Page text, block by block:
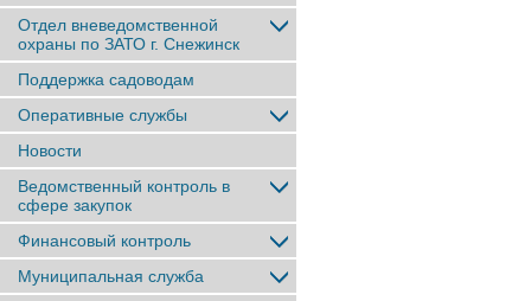
Отдел вневедомственной
охраны по ЗАТО г. Снежинск
Поддержка садоводам
Оперативные службы
Новости
Ведомственный контроль в
сфере закупок
Финансовый контроль
Муниципальная служба